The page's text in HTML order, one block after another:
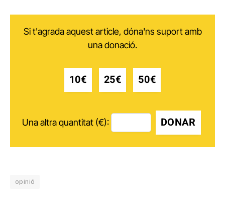
Si t'agrada aquest article, dóna'ns suport amb
una donació.
10€ 25€ 50€
Una altra quantitat (€): DONAR
opinió